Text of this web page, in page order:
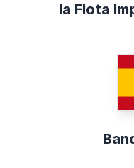
la Flota